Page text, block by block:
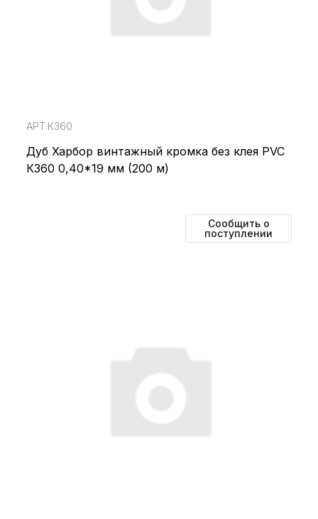
АРТ.К360
Дуб Харбор винтажный кромка без клея PVC
К360 0,40*19 мм (200 м)
Сообщить о
поступлении